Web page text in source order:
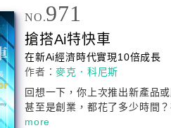
NO.971
搶搭Ai特快車
在新Ai經濟時代實現10倍成長
作者：麥克．科尼斯
回想一下，你上次推出新產品
甚至是創業，都花了多少時間
more